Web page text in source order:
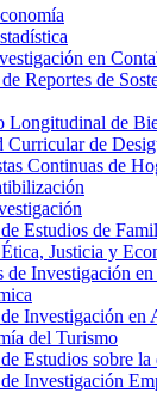
en
Reportes de
Longitudinal de
Curricular de
Continuas de
Estudios de
Justicia y
de Investigación
Investigación en
del Turismo
Estudios sobre
Investigación